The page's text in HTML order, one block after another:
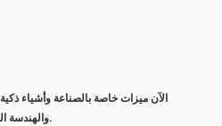
والهندسة الميكانيكية والتصميم الكهربائي والمزيد.